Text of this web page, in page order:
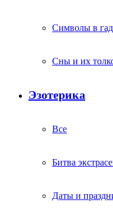
Символы в
Сны и их
Эзотерика
Все
Битва
Даты и